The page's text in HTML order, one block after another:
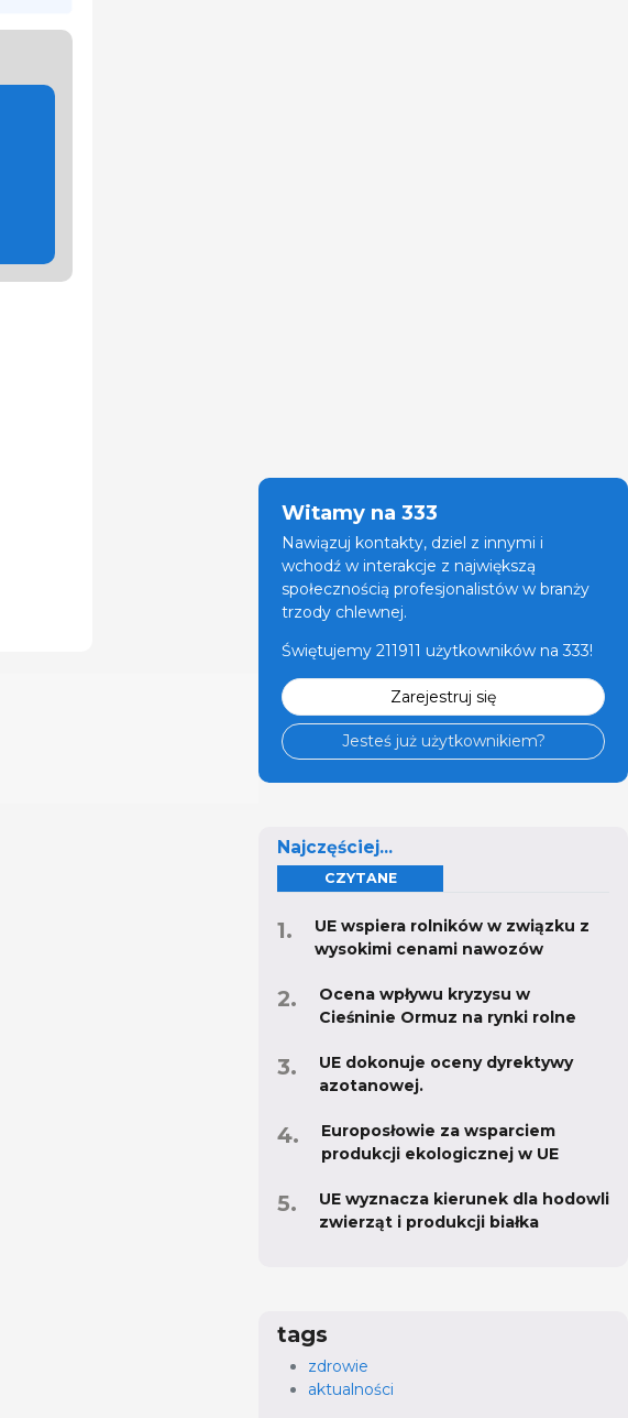
Witamy na 333
Nawiązuj kontakty, dziel z innymi i
wchodź w interakcje z największą
społecznością profesjonalistów w branży
trzody chlewnej.
Świętujemy 211911 użytkowników na 333!
Zarejestruj się
Jesteś już użytkownikiem?
Najczęściej...
CZYTANE
UE wspiera rolników w związku z
wysokimi cenami nawozów
Ocena wpływu kryzysu w
Cieśninie Ormuz na rynki rolne
UE dokonuje oceny dyrektywy
azotanowej.
Europosłowie za wsparciem
produkcji ekologicznej w UE
UE wyznacza kierunek dla hodowli
zwierząt i produkcji białka
tags
zdrowie
aktualności